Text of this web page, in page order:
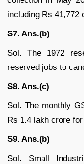
including Rs 41,772
S7. Ans.(b)
Sol. The 1972
reserved jobs to
S8. Ans.(c)
Sol. The monthly
Rs 1.4 lakh crore
S9. Ans.(b)
Sol. Small